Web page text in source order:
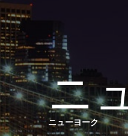
ニ
ニューヨーク